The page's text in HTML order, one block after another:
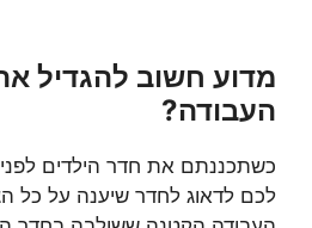
מדוע חשוב להגדיל
העבודה?
כשתכננתם את חדר הילדים
לכם לדאוג לחדר שיענה על כל